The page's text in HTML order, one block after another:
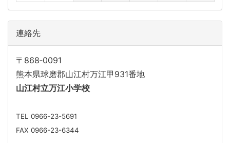
連絡先
〒868‐0091
熊本県球磨郡山江村万江甲931番地
山江村立万江小学校
TEL 0966-23-5691
FAX 0966-23-6344